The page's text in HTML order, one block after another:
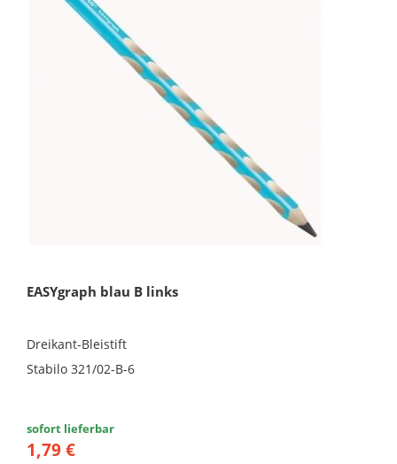
EASYgraph blau B links
Dreikant-Bleistift
Stabilo 321/02-B-6
sofort lieferbar
1,79 €